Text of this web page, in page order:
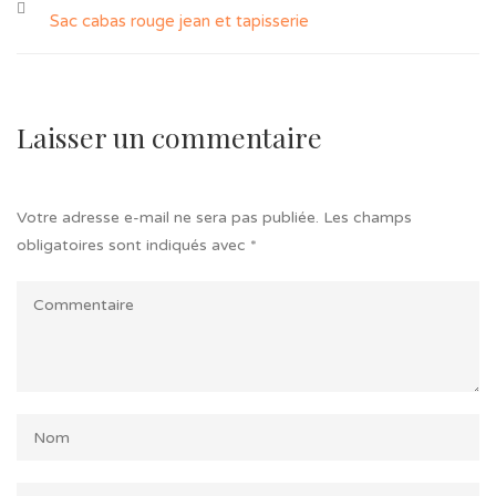
Sac cabas rouge jean et tapisserie
Laisser un commentaire
Votre adresse e-mail ne sera pas publiée. Les champs
obligatoires sont indiqués avec *